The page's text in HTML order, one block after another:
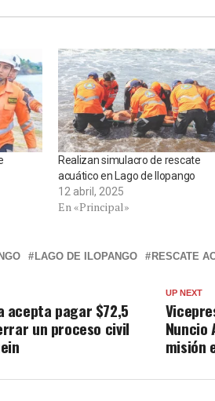
Realizan simulacro de rescate
acuático en Lago de Ilopango
12 abril, 2025
En «Principal»
LAGO DE ILOPANGO RESCATE
UP NEXT
Nuncio
misión
acepta pagar $72,5
un proceso civil